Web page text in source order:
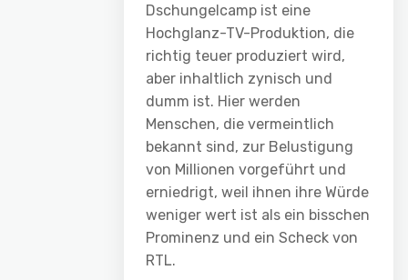
Dschungelcamp ist eine
Hochglanz-TV-Produktion, die
richtig teuer produziert wird,
aber inhaltlich zynisch und
dumm ist. Hier werden
Menschen, die vermeintlich
bekannt sind, zur Belustigung
von Millionen vorgeführt und
erniedrigt, weil ihnen ihre Würde
weniger wert ist als ein bisschen
Prominenz und ein Scheck von
RTL.